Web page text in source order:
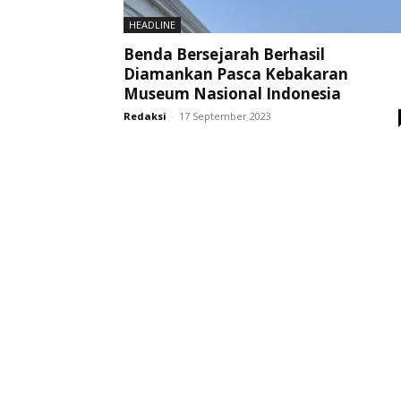
HEADLINE
Benda Bersejarah Berhasil
Diamankan Pasca Kebakaran
Museum Nasional Indonesia
Redaksi - 17 September 2023